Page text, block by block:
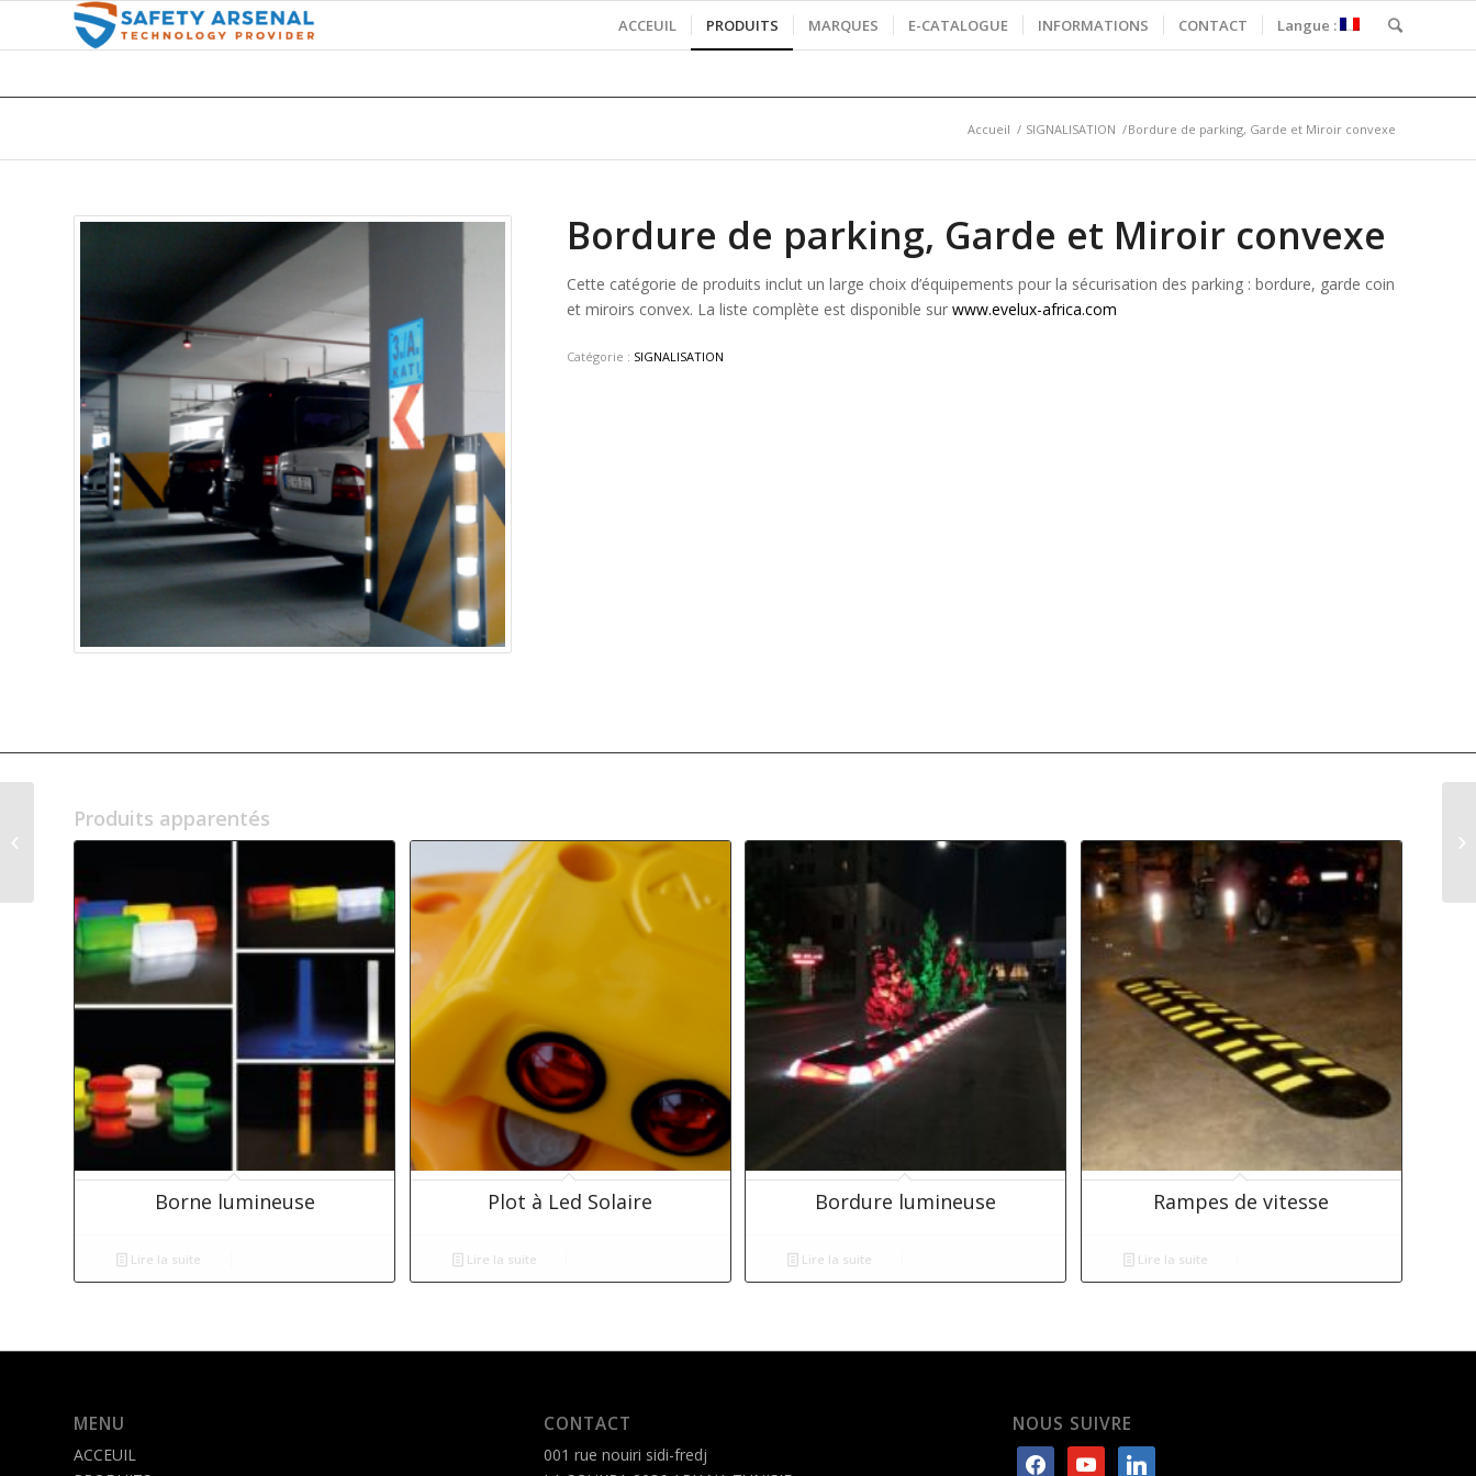
ACCEUIL PRODUITS MARQUES E-CATALOGUE INFORMATIONS CONTACT Langue :
Accueil / SIGNALISATION /Bordure de parking, Garde et Miroir convexe
Bordure de parking, Garde et Miroir convexe
Cette catégorie de produits inclut un large choix d’équipements pour la sécurisation des parking : bordure, garde coin
et miroirs convex. La liste complète est disponible surwww.evelux-africa.com
Catégorie : SIGNALISATION
Produits apparentés
Borne lumineuse
Lire la suite
Plot à Led Solaire
Lire la suite
Bordure lumineuse
Lire la suite
Rampes de vitesse
Lire la suite
MENU
ACCEUIL
CONTACT
001 rue nouiri sidi-fredj
NOUS SUIVRE
Barrière